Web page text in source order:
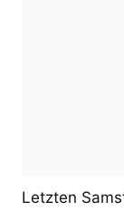
Letzten